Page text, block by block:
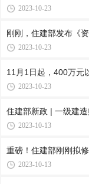
2023-10-23
刚刚，住建部发布《
2023-10-23
11月1日起，400万元
2023-10-23
住建部新政 | 一级建
2023-10-13
重磅！住建部刚刚拟
2023-10-13